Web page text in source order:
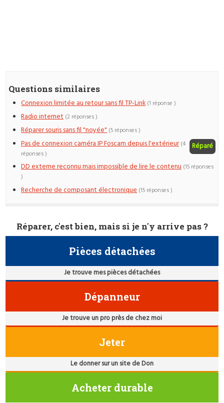
Questions similaires
Connexion limitée au retour sans fil TP-Link (1 réponse )
Radio internet (2 réponses )
Réparer souris sans fil "noyée" (5 réponses )
Pas de connexion caméra IP Foscam depuis l'extérieur Réparé
(4
réponses )
DD externe reconnu mais impossible de lire le contenu (15 réponses
)
Recherche de composant électronique (15 réponses )
Réparer, c'est bien, mais si je n'y arrive pas ?
Pièces détachées
Je trouve mes pièces détachées
Dépanneur
Je trouve un pro près de chez moi
Jeter
Le donner sur un site de Don
Acheter durable